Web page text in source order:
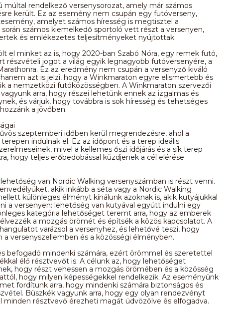
múltal rendelkező versenysorozat, amely már számos
került. Ez az esemény nem csupán egy futóverseny,
amelyet számos híresség is megtisztel a
számos kiemelkedő sportoló vett részt a versenyen,
és emlékezetes teljesítményeket nyújtottak.
el minket az is, hogy 2020-ban Szabó Nóra, egy remek futó,
részvételi jogot a világ egyik legnagyobb futóversenyére, a
Ez az eredmény nem csupán a versenyző kiváló
azt is jelzi, hogy a Winkmaraton egyre elismertebb és
a nemzetközi futóközösségben. A Winkmaraton szervezői
arra, hogy részei lehetünk ennek az izgalmas és
és várjuk, hogy továbbra is sok híresség és tehetséges
a jövőben.
szeptemberi időben kerül megrendezésre, ahol a
indulnak el. Ez az időpont és a terep ideális
mivel a kellemes őszi időjárás és a sík terep
hogy teljes erőbedobással küzdjenek a cél elérése
van Nordic Walking versenyszámban is részt venni.
akik inkább a séta vagy a Nordic Walking
különleges élményt kínálunk azoknak is, akik kutyájukkal
a versenyen: lehetőség van kutyával együtt indulni egy
kategória lehetőséget teremt arra, hogy az emberek
a mozgás örömét és építsék a közös kapcsolatot. A
varázsol a versenyhez, és lehetővé teszi, hogy
versenyszellemben és a közösségi élményben.
befogadó mindenki számára, ezért örömmel és szeretettel
élő résztvevőt is. A célunk az, hogy lehetőséget
hogy részt vehessen a mozgás örömében és a közösség
hogy milyen képességekkel rendelkezik. Az eseményünk
fordítunk arra, hogy mindenki számára biztonságos és
Büszkék vagyunk arra, hogy egy olyan rendezvényt
minden résztvevő érezheti magát üdvözölve és elfogadva.